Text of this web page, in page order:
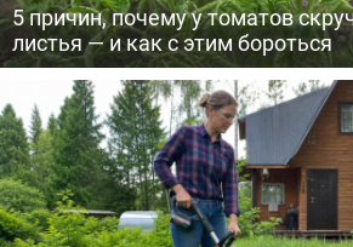
5 причин, почему у томатов
листья — и как с этим бороться